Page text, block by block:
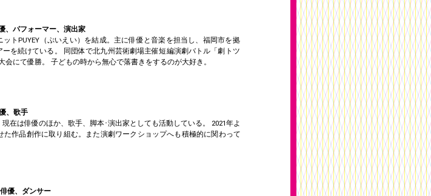
、パフォーマー、演出家
ットPUYEY（ぷいえい）を結成。主に俳優と音楽を担当し、福岡市を拠
を続けている。 同団体で北九州芸術劇場主催短編演劇バトル「劇トツ
会にて優勝。 子どもの時から無心で落書きをするのが大好き。
、歌手
在は俳優のほか、歌手、脚本･演出家としても活動している。 2021年よ
た作品創作に取り組む。また演劇ワークショップへも積極的に関わって
俳優、ダンサー